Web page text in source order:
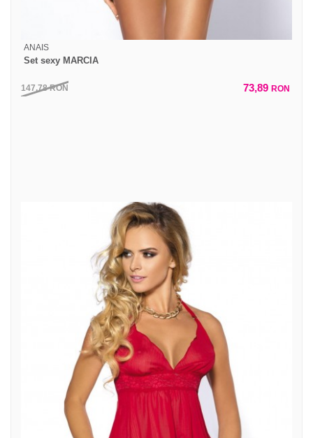
ANAIS
Set sexy MARCIA
147,78RON 73,89 RON